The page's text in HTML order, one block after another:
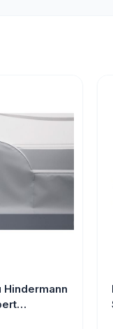
Hindermann